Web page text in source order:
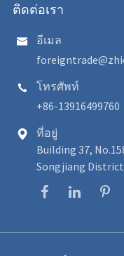
ติดต่อเรา

อีเมล

โทรศัพท์
+86-13916499760

ที่อยู่
Building 37,
Songjiang